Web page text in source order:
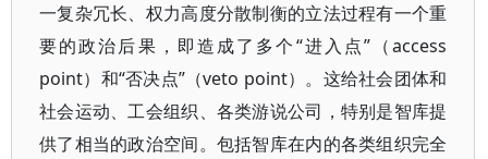
一复杂冗长、权力高度分散制衡的立法过程有一个重
要的政治后果，即造成了多个“进入点”（access
point）和“否决点”（veto point）。这给社会团体和
社会运动、工会组织、各类游说公司，特别是智库提
供了相当的政治空间。包括智库在内的各类组织完全